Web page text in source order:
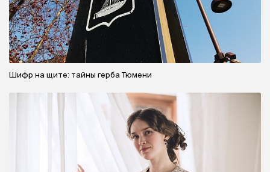
Шифр на щите: тайны герба Тюмени